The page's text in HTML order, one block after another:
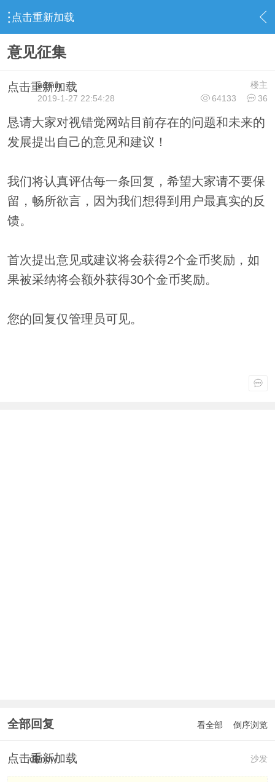
点击重新加载
› 站内事务 › 活动公告 › 内容
意见征集
点击重新加载 楼主
admin
64133
36
2019-1-27 22:54:28
恳请大家对视错觉网站目前存在的问题和未来的
发展提出自己的意见和建议！
我们将认真评估每一条回复，希望大家请不要保
留，畅所欲言，因为我们想得到用户最真实的反
馈。
首次提出意见或建议将会获得2个金币奖励，如
果被采纳将会额外获得30个金币奖励。
您的回复仅管理员可见。
全部回复 看全部 倒序浏览
点击重新加载 沙发
diynow